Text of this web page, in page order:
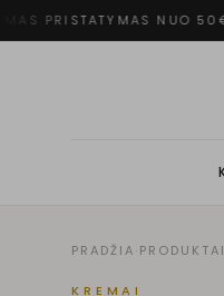
PRISTATYMAS NUO 50€
PRADŽIA·PRODUKTAI
KREMAI